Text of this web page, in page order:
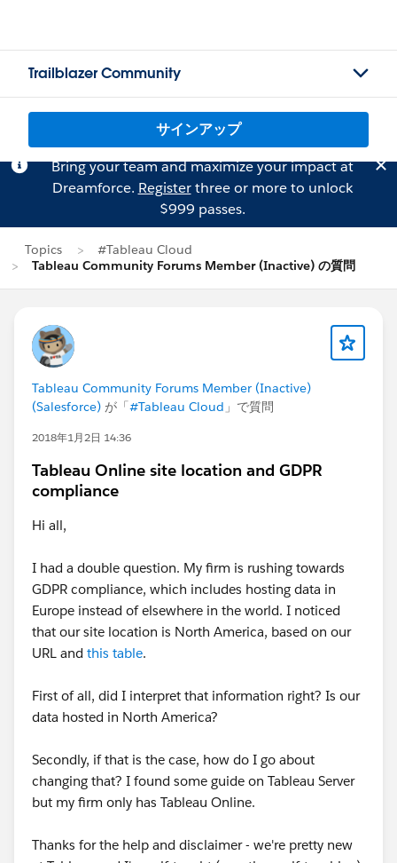
Trailblazer Community
サインアップ
Bring your team and maximize your impact at
Dreamforce. Registerthree or more to unlock
$999 passes.
Topics
#Tableau Cloud
Tableau Community Forums Member (Inactive) の質問
Tableau Community Forums Member (Inactive)
(Salesforce) が「#Tableau Cloud 」で質問
2018年1月2日 14:36
Tableau Online site location and GDPR
compliance
Hi all,
I had a double question. My firm is rushing towards
GDPR compliance, which includes hosting data in
Europe instead of elsewhere in the world. I noticed
that our site location is North America, based on our
URL and this table.
First of all, did I interpret that information right? Is our
data hosted in North America?
Secondly, if that is the case, how do I go about
changing that? I found some guide on Tableau Server
but my firm only has Tableau Online.
Thanks for the help and disclaimer - we're pretty new